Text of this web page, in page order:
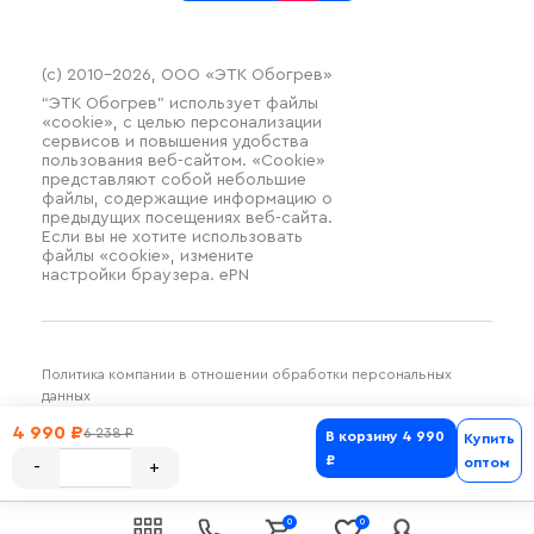
0 0
4 990 ₽6 238 ₽ В корзину 4 990
₽
Купить
оптом
(c) 2010–2026, ООО «ЭТК Обогрев»
“ЭТК Обогрев” использует файлы
«cookie», с целью персонализации
сервисов и повышения удобства
пользования веб-сайтом. «Cookie»
представляют собой небольшие
файлы, содержащие информацию о
предыдущих посещениях веб-сайта.
Если вы не хотите использовать
файлы «cookie», измените
настройки браузера. ePN
Политика компании в отношении обработки персональных
данных